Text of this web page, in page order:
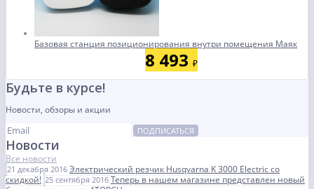
Базовая станция позиционирования внутри помещения Маяк
8 493 ₽
Будьте в курсе!
Новости, обзоры и акции
ПОДПИСАТЬСЯ
Новости
Все новости
21 декабря 2016 Электрический резчик Husqvarna K 3000 Electric со
скидкой! 25 сентября 2016 Теперь в нашем магазине представлен новый